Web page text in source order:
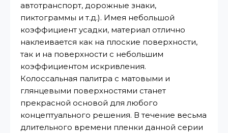
автотранспорт, дорожные знаки,
пиктограммы и т.д.). Имея небольшой
коэффициент усадки, материал отлично
наклеивается как на плоские поверхности,
так и на поверхности с небольшим
коэффициентом искривления.
Колоссальная палитра с матовыми и
глянцевыми поверхностями станет
прекрасной основой для любого
концептуального решения. В течение весьма
длительного времени пленки данной серии